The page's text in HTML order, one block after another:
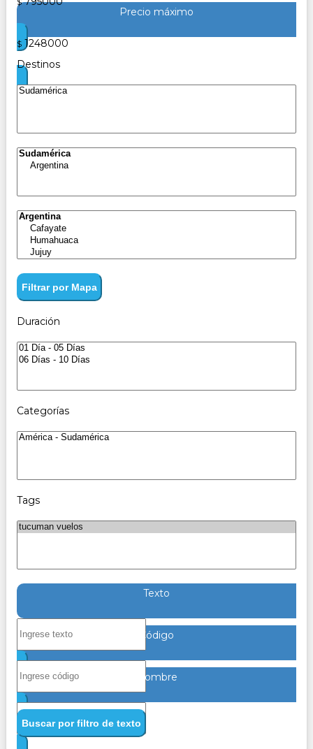
Precio máximo
$ 1248000
Destinos
Filtrar por Mapa
Duración
Categorías
Tags
Texto
Código
Nombre
Buscar por filtro de texto